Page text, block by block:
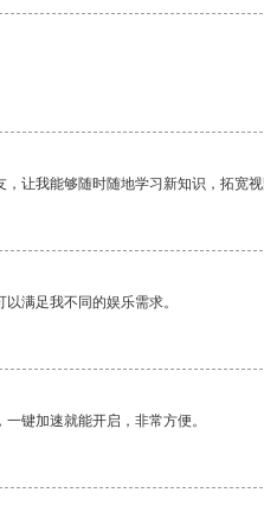
让我能够随时随地学习新知识，拓宽
满足我不同的娱乐需求。
键加速就能开启，非常方便。